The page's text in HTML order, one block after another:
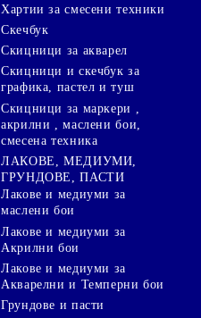
Хартии за смесени техники
Скечбук
Скицници за акварел
Скицници и скечбук за
графика, пастел и туш
Скицници за маркери ,
акрилни , маслени бои,
смесена техника
ЛАКОВЕ, МЕДИУМИ,
ГРУНДОВЕ, ПАСТИ
Лакове и медиуми за
маслени бои
Лакове и медиуми за
Акрилни бои
Лакове и медиуми за
Акварелни и Темперни бои
Грундове и пасти